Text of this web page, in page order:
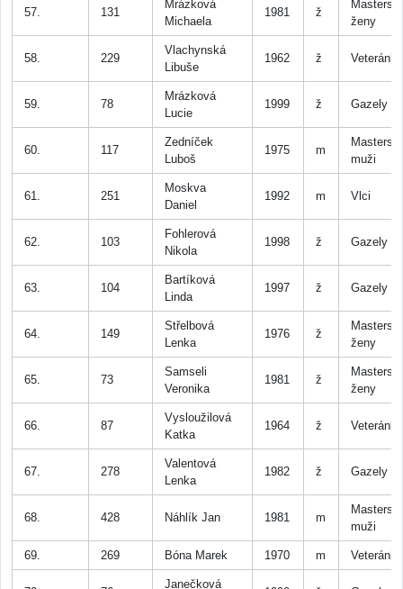
57. 131
Mrázková
Michaela
1981 ž
Masters
ženy
58. 229
Vlachynská
Libuše
1962 ž Veteránky
59. 78
Mrázková
Lucie
1999 ž Gazely
60. 117
Zedníček
Luboš
1975 m
Masters
muži
61. 251
Moskva
Daniel
1992 m Vlci
62. 103
Fohlerová
Nikola
1998 ž Gazely
63. 104
Bartíková
Linda
1997 ž Gazely
64. 149
Střelbová
Lenka
1976 ž
Masters
ženy
65. 73
Samseli
Veronika
1981 ž
Masters
ženy
66. 87
Vysloužilová
Katka
1964 ž Veteránky
67. 278
Valentová
Lenka
1982 ž Gazely
68. 428 Náhlík Jan 1981 m
Masters
muži
69. 269 Bóna Marek 1970 m Veteráni
Janečková